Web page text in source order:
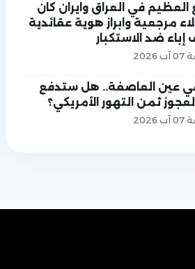
العظيم في العراق وايران كان
مرجعية وابراز هوية عقائدية
ضد الاستكبار
في عين العاصفة.. هل ستدفع
العجوز ثمن التهور الأمريكي؟